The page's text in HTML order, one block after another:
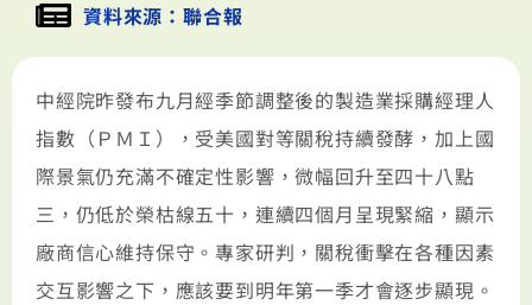
資料來源：聯合報
中經院昨發布九月經季節調整後的製造業採購經理人
指數（ＰＭＩ），受美國對等關稅持續發酵，加上國
際景氣仍充滿不確定性影響，微幅回升至四十八點
三，仍低於榮枯線五十，連續四個月呈現緊縮，顯示
廠商信心維持保守。專家研判，關稅衝擊在各種因素
交互影響之下，應該要到明年第一季才會逐步顯現。